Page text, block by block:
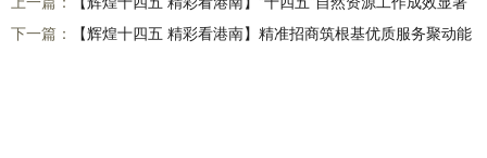
下一篇：
【辉煌十四五 精彩看港南】精准招商筑根基优质服务聚动能